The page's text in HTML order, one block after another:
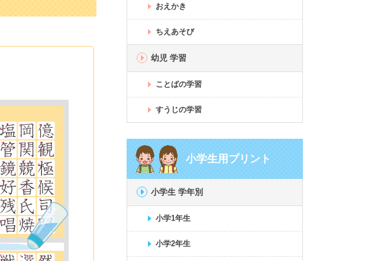
おえかき
ちえあそび
幼児 学習
ことばの学習
すうじの学習
小学生用プリント
小学生 学年別
小学1年生
小学2年生